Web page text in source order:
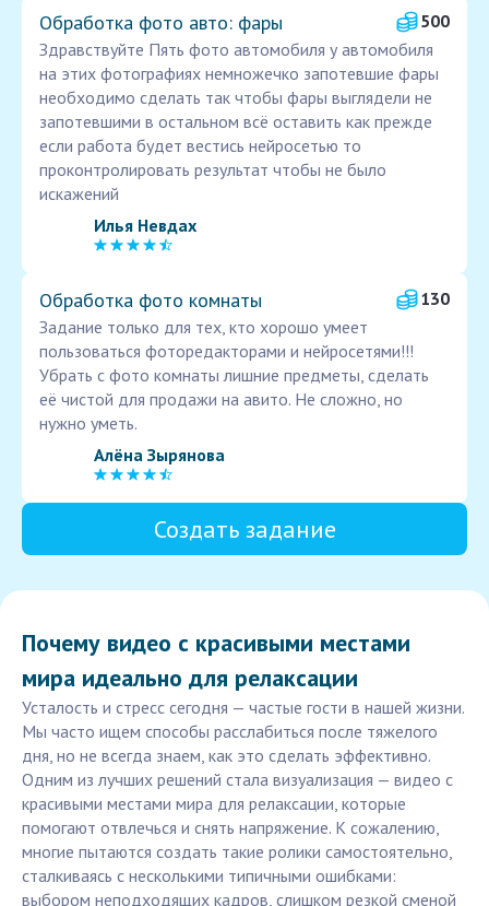
Обработка фото авто: фары
500
Здравствуйте Пять фото автомобиля у автомобиля
на этих фотографиях немножечко запотевшие фары
необходимо сделать так чтобы фары выглядели не
запотевшими в остальном всё оставить как прежде
если работа будет вестись нейросетью то
проконтролировать результат чтобы не было
искажений
Илья Невдах
Обработка фото комнаты
130
Задание только для тех, кто хорошо умеет
пользоваться фоторедакторами и нейросетями!!!
Убрать с фото комнаты лишние предметы, сделать
её чистой для продажи на авито. Не сложно, но
нужно уметь.
Алёна Зырянова
Создать задание
Почему видео с красивыми местами
мира идеально для релаксации
Усталость и стресс сегодня — частые гости в нашей жизни.
Мы часто ищем способы расслабиться после тяжелого
дня, но не всегда знаем, как это сделать эффективно.
Одним из лучших решений стала визуализация — видео с
красивыми местами мира для релаксации, которые
помогают отвлечься и снять напряжение. К сожалению,
многие пытаются создать такие ролики самостоятельно,
сталкиваясь с несколькими типичными ошибками:
выбором неподходящих кадров, слишком резкой сменой